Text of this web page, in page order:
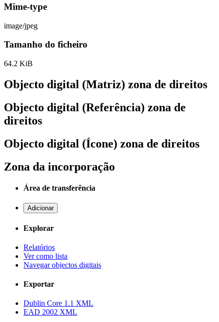
Mime-type
image/jpeg
Tamanho do ficheiro
64.2 KiB
Objecto digital (Matriz) zona de direitos
Objecto digital (Referência) zona de
direitos
Objecto digital (Ícone) zona de direitos
Zona da incorporação
Área de transferência
Adicionar
Explorar
Relatórios
Ver como lista
Navegar objectos digitais
Exportar
Dublin Core 1.1 XML
EAD 2002 XML